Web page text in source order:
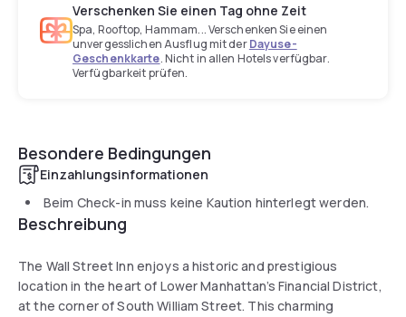
Verschenken Sie einen Tag ohne Zeit
Spa, Rooftop, Hammam... Verschenken Sie einen
unvergesslichen Ausflug mit derDayuse-
Geschenkkarte. Nicht in allen Hotels verfügbar.
Verfügbarkeit prüfen.
Besondere Bedingungen
Einzahlungsinformationen
Beim Check-in muss keine Kaution hinterlegt werden.
Beschreibung
The Wall Street Inn enjoys a historic and prestigious
location in the heart of Lower Manhattan’s Financial District,
at the corner of South William Street. This charming